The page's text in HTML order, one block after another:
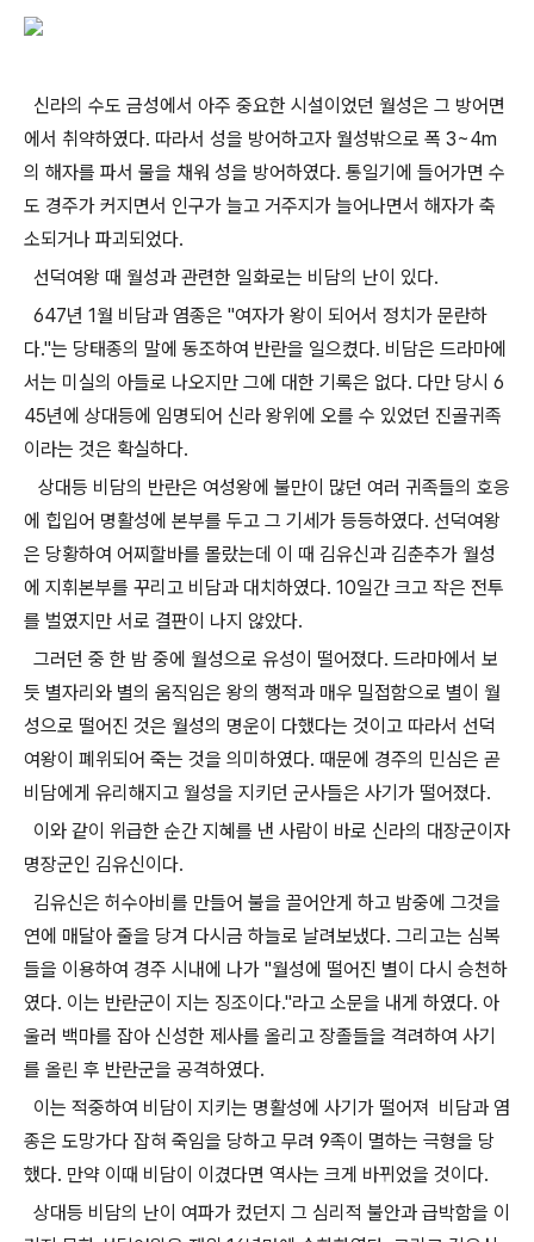
신라의 수도 금성에서 아주 중요한 시설이었던 월성은 그 방어면
에서 취약하였다. 따라서 성을 방어하고자 월성밖으로 폭 3~4m
의 해자를 파서 물을 채워 성을 방어하였다. 통일기에 들어가면 수
도 경주가 커지면서 인구가 늘고 거주지가 늘어나면서 해자가 축
소되거나 파괴되었다.
선덕여왕 때 월성과 관련한 일화로는 비담의 난이 있다.
647년 1월 비담과 염종은 "여자가 왕이 되어서 정치가 문란하
다."는 당태종의 말에 동조하여 반란을 일으켰다. 비담은 드라마에
서는 미실의 아들로 나오지만 그에 대한 기록은 없다. 다만 당시 6
45년에 상대등에 임명되어 신라 왕위에 오를 수 있었던 진골귀족
이라는 것은 확실하다.
상대등 비담의 반란은 여성왕에 불만이 많던 여러 귀족들의 호응
에 힙입어 명활성에 본부를 두고 그 기세가 등등하였다. 선덕여왕
은 당황하여 어찌할바를 몰랐는데 이 때 김유신과 김춘추가 월성
에 지휘본부를 꾸리고 비담과 대치하였다. 10일간 크고 작은 전투
를 벌였지만 서로 결판이 나지 않았다.
그러던 중 한 밤 중에 월성으로 유성이 떨어졌다. 드라마에서 보
듯 별자리와 별의 움직임은 왕의 행적과 매우 밀접함으로 별이 월
성으로 떨어진 것은 월성의 명운이 다했다는 것이고 따라서 선덕
여왕이 폐위되어 죽는 것을 의미하였다. 때문에 경주의 민심은 곧
비담에게 유리해지고 월성을 지키던 군사들은 사기가 떨어졌다.
이와 같이 위급한 순간 지혜를 낸 사람이 바로 신라의 대장군이자
명장군인 김유신이다.
김유신은 허수아비를 만들어 불을 끌어안게 하고 밤중에 그것을
연에 매달아 줄을 당겨 다시금 하늘로 날려보냈다. 그리고는 심복
들을 이용하여 경주 시내에 나가 "월성에 떨어진 별이 다시 승천하
였다. 이는 반란군이 지는 징조이다."라고 소문을 내게 하였다. 아
울러 백마를 잡아 신성한 제사를 올리고 장졸들을 격려하여 사기
를 올린 후 반란군을 공격하였다.
이는 적중하여 비담이 지키는 명활성에 사기가 떨어져 비담과 염
종은 도망가다 잡혀 죽임을 당하고 무려 9족이 멸하는 극형을 당
했다. 만약 이때 비담이 이겼다면 역사는 크게 바뀌었을 것이다.
상대등 비담의 난이 여파가 컸던지 그 심리적 불안과 급박함을 이